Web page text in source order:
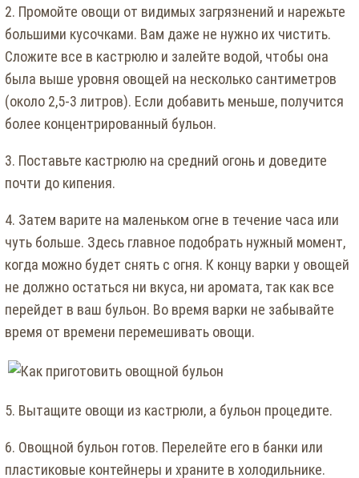
2. Промойте овощи от видимых загрязнений и нарежьте
большими кусочками. Вам даже не нужно их чистить.
Сложите все в кастрюлю и залейте водой, чтобы она
была выше уровня овощей на несколько сантиметров
(около 2,5-3 литров). Если добавить меньше, получится
более концентрированный бульон.
3. Поставьте кастрюлю на средний огонь и доведите
почти до кипения.
4. Затем варите на маленьком огне в течение часа или
чуть больше. Здесь главное подобрать нужный момент,
когда можно будет снять с огня. К концу варки у овощей
не должно остаться ни вкуса, ни аромата, так как все
перейдет в ваш бульон. Во время варки не забывайте
время от времени перемешивать овощи.
5. Вытащите овощи из кастрюли, а бульон процедите.
6. Овощной бульон готов. Перелейте его в банки или
пластиковые контейнеры и храните в холодильнике.